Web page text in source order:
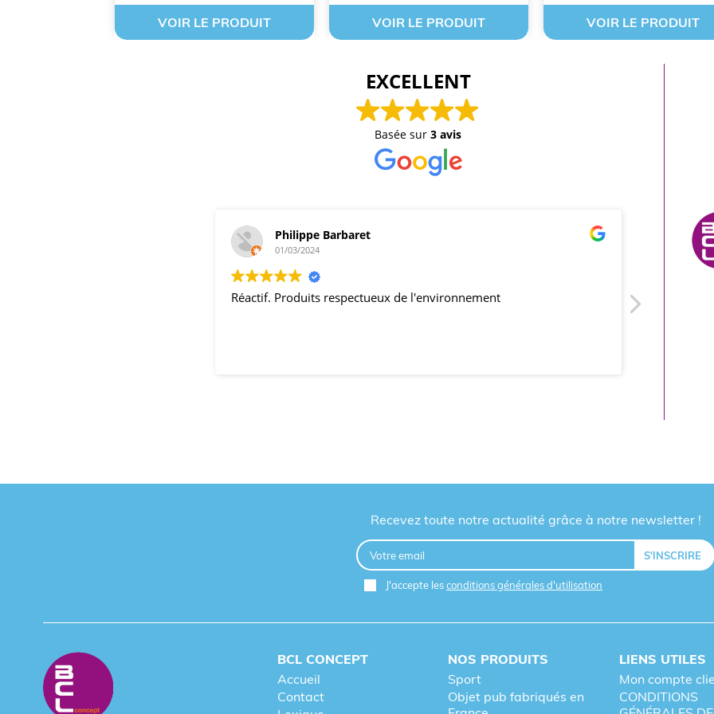
VOIR LE PRODUIT VOIR LE PRODUIT VOIR LE PRODUIT
EXCELLENT
Basée sur3 avis
Philippe Barbaret
01/03/2024
Réactif. Produits respectueux de l'environnement
21/
Recevez toute notre actualité grâce à notre newsletter !
J'accepte lesconditions générales d'utilisation
BCL CONCEPT
Accueil
Contact
NOS PRODUITS
Sport
Objet pub fabriqués en
LIENS UTILES
Mon compte
CONDITIONS